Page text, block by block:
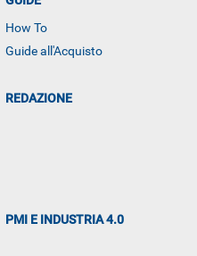
How To
Guide all'Acquisto
REDAZIONE
PMI E INDUSTRIA 4.0